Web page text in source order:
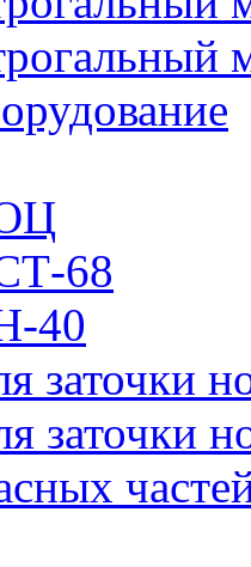
68
40
заточки
заточки